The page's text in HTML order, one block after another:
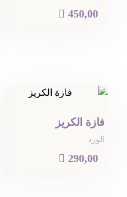
 450,00
فازة الكريز
الورد
 290,00